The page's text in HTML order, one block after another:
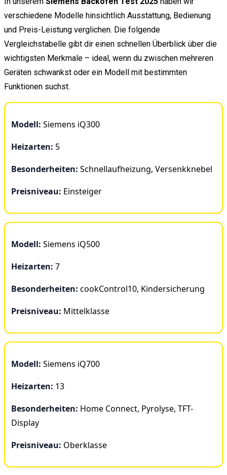
verschiedene Modelle hinsichtlich Ausstattung, Bedienung
und Preis-Leistung verglichen. Die folgende
Vergleichstabelle gibt dir einen schnellen Überblick über die
wichtigsten Merkmale – ideal, wenn du zwischen mehreren
Geräten schwankst oder ein Modell mit bestimmten
Funktionen suchst.
Modell: Siemens iQ300
Heizarten: 5
Besonderheiten: Schnellaufheizung, Versenkknebel
Preisniveau: Einsteiger
Modell: Siemens iQ500
Heizarten: 7
Besonderheiten: cookControl10, Kindersicherung
Preisniveau: Mittelklasse
Modell: Siemens iQ700
Heizarten: 13
Besonderheiten: Home Connect, Pyrolyse, TFT-
Display
Preisniveau: Oberklasse